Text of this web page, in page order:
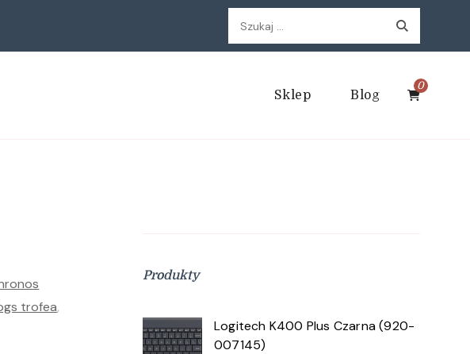
Szukaj:
Sklep Blog
0
trofea,
Produkty
Logitech K400 Plus Czarna (920-
007145)